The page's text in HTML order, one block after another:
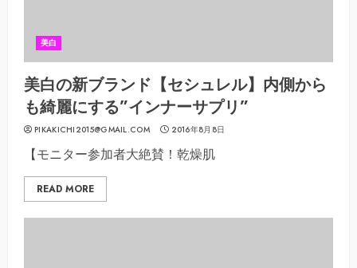
美白
美白の新ブランド【セシュレル】内側から
も綺麗にする”インナーサプリ”
PIKAKICHI2015@GMAIL.COM 2016年8月8日
【モニター参加者大絶賛！乾燥肌
READ MORE